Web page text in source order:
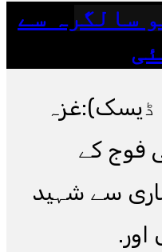
سالگرہ سے
ڈیسک):غزہ
فوج کے
سے شہید
اور.